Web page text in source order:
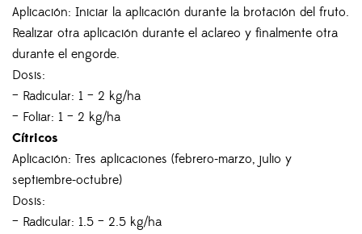
Aplicación: Iniciar la aplicación durante la brotación del fruto.
Realizar otra aplicación durante el aclareo y finalmente otra
durante el engorde.
Dosis:
– Radicular: 1 – 2 kg/ha
– Foliar: 1 – 2 kg/ha
Cítricos
Aplicación: Tres aplicaciones (febrero-marzo, julio y
septiembre-octubre)
Dosis:
– Radicular: 1.5 – 2.5 kg/ha